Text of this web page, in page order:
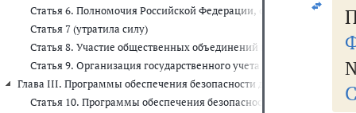
Статья 6. Полномочия Российской Федерации, субъектов
Статья 7 (утратила силу)
Статья 8. Участие общественных объединений в осуществлении
Статья 9. Организация государственного учета основных
Глава III. Программы обеспечения безопасности дорожного
Статья 10. Программы обеспечения безопасности дорожного